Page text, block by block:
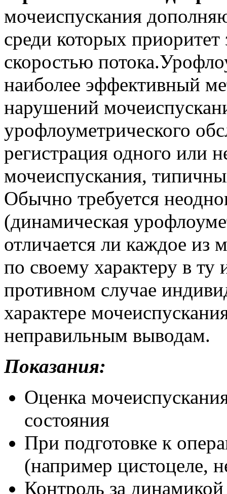
мочеиспускания
среди которых
скоростью
наиболее эффективный
нарушений
урофлоуметрического
регистрация одного или
мочеиспускания,
Обычно требуется
(динамическая
отличается ли каждое из
по своему характеру в
противном случае
характере
неправильным выводам.
Показания:
Оценка
состояния
При подготовке к
(например цистоцеле,
Контроль за динамикой